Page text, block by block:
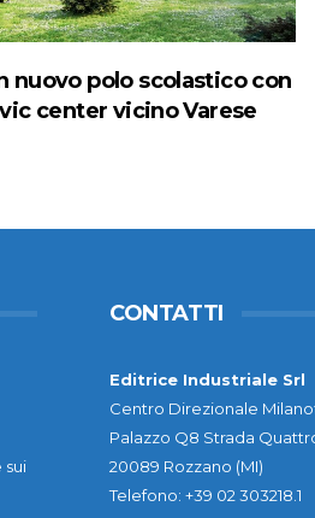
nuovo polo scolastico con
center vicino Varese
sui
CONTATTI
Editrice Industriale Srl
Centro Direzionale
Palazzo Q8 Strada
20089 Rozzano (MI)
Telefono: +39 02 303218.1